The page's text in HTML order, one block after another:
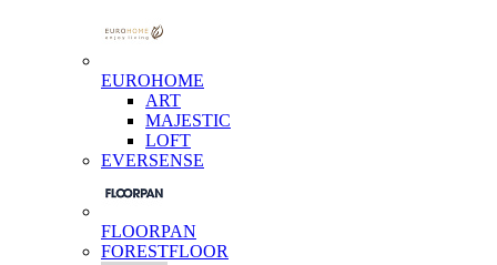
EUROHOME
ART
MAJESTIC
LOFT
EVERSENSE
FLOORPAN
FORESTFLOOR